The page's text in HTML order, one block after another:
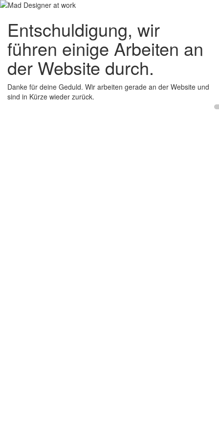
Entschuldigung, wir
führen einige Arbeiten an
der Website durch.
Danke für deine Geduld. Wir arbeiten gerade an der Website und
sind in Kürze wieder zurück.